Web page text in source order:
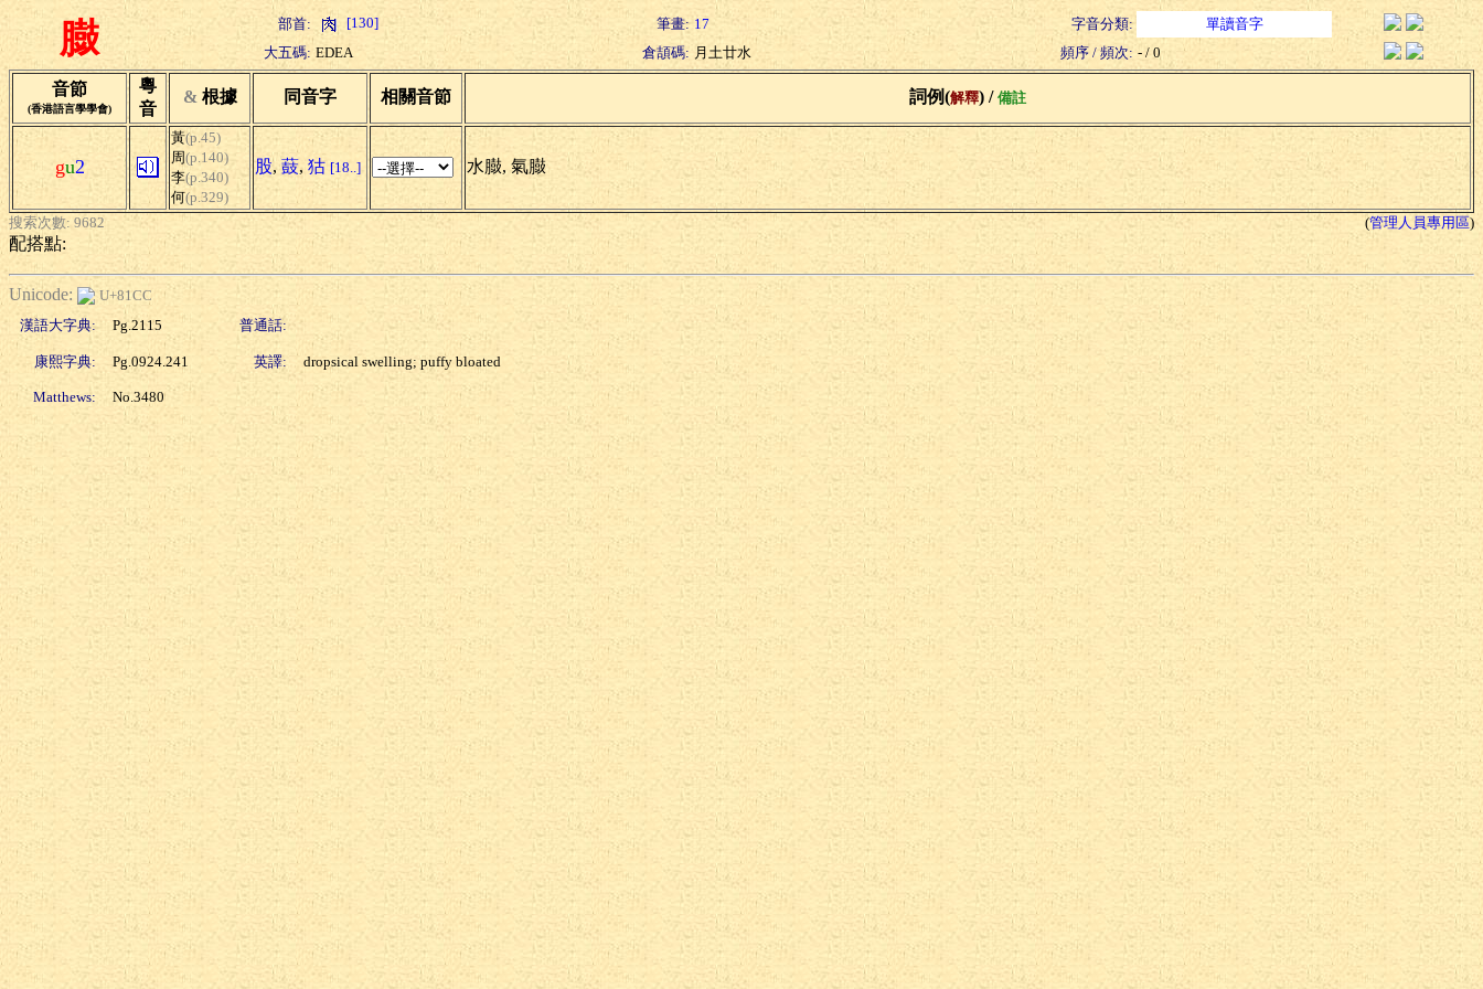
臌 部首: [130] 筆畫: 17 字音分類:
單讀音字
大五碼: EDEA 倉頡碼: 月土廿水 頻序 / 頻次: - / 0
音節
(香港語言學學會)
粵
音
& 根據 同音字 相關音節 詞例(解釋) / 備註
gu2
黃(p.45)
周(p.140)
李(p.340)
何(p.329)
股, 薣, 狜 [18..] 水臌, 氣臌
搜索次數: 9682 (管理人員專用區)
配搭點:
Unicode:
U+81CC
漢語大字典:
Pg.2115 普通話:
康熙字典: Pg.0924.241 英譯: dropsical swelling; puffy bloated
Matthews: No.3480